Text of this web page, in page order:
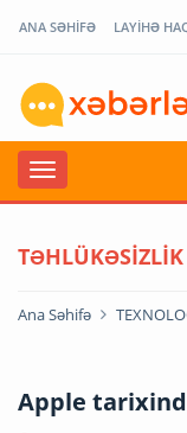
ANA SƏHİFƏ LAYİHƏ
TƏHLÜKƏSİZLİK
Ana Səhifə
Apple